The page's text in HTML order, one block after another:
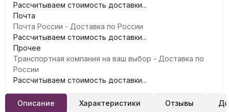
Рассчитываем стоимость доставки...
Почта
Почта России - Доставка по России
Рассчитываем стоимость доставки...
Прочее
Транспортная компания на ваш выбор - Доставка по
России
Рассчитываем стоимость доставки...
Описание Характеристики Отзывы